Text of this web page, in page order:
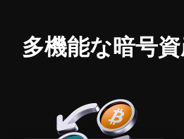
多機能な暗号